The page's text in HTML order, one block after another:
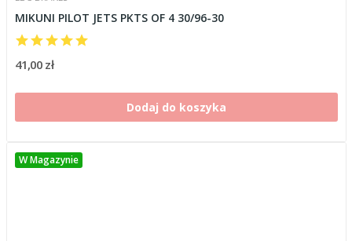
MIKUNI PILOT JETS PKTS OF 4 30/96-30
41,00 zł
Dodaj do koszyka
W Magazynie